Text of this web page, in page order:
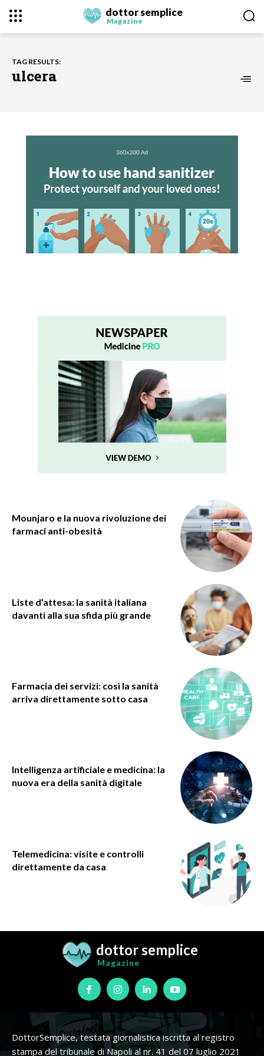
dottor semplice
Magazine
TAG RESULTS:
ulcera
Mounjaro e la nuova rivoluzione dei
farmaci anti-obesità
Liste d’attesa: la sanità italiana
davanti alla sua sfida più grande
Farmacia dei servizi: così la sanità
arriva direttamente sotto casa
Intelligenza artificiale e medicina: la
nuova era della sanità digitale
Telemedicina: visite e controlli
direttamente da casa
dottor semplice
Magazine
DottorSemplice, testata giornalistica iscritta al registro
stampa del tribunale di Napoli al nr. 41 del 07 luglio 2021